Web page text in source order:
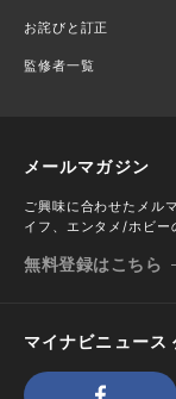
お詫びと訂正
監修者一覧
メールマガジン
ご興味に合わせたメル
イフ、エンタメ/ホビー
無料登録はこちら
マイナビニュース